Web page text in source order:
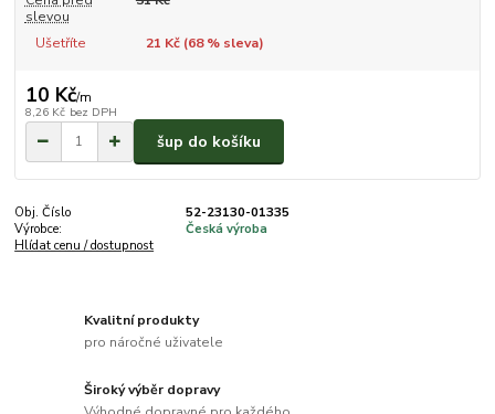
slevou
Ušetříte 21 Kč (68% sleva)
10 Kč/m
8,26 Kč bez DPH
šup do košíku
Obj. Číslo
52-23130-01335
Výrobce:
Česká výroba
Hlídat cenu / dostupnost
Kvalitní produkty
pro náročné uživatele
Široký výběr dopravy